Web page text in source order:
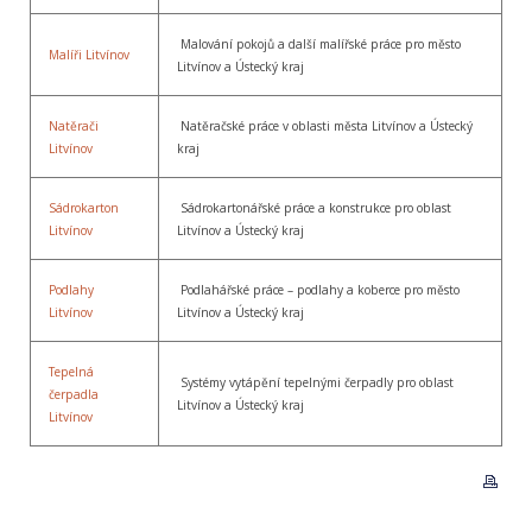
Malíři Litvínov
Malování pokojů a další malířské práce pro město
Litvínov a Ústecký kraj
Natěrači
Litvínov
Natěračské práce v oblasti města Litvínov a Ústecký
kraj
Sádrokarton
Litvínov
Sádrokartonářské práce a konstrukce pro oblast
Litvínov a Ústecký kraj
Podlahy
Litvínov
Podlahářské práce – podlahy a koberce pro město
Litvínov a Ústecký kraj
Tepelná
čerpadla
Litvínov
Systémy vytápění tepelnými čerpadly pro oblast
Litvínov a Ústecký kraj